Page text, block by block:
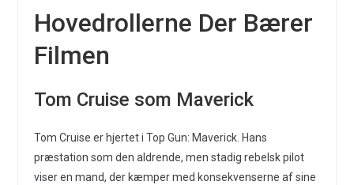
Hovedrollerne Der Bærer
Filmen
Tom Cruise som Maverick
Tom Cruise er hjertet i Top Gun: Maverick. Hans
præstation som den aldrende, men stadig rebelsk pilot
viser en mand, der kæmper med konsekvenserne af sine